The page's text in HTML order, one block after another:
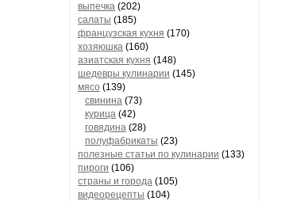
выпечка (202)
салаты (185)
французская кухня (170)
хозяюшка (160)
азиатская кухня (148)
шедевры кулинарии (145)
мясо (139)
свинина (73)
курица (42)
говядина (28)
полуфабрикаты (23)
полезные статьи по кулинарии (133)
пироги (106)
страны и города (105)
видеорецепты (104)